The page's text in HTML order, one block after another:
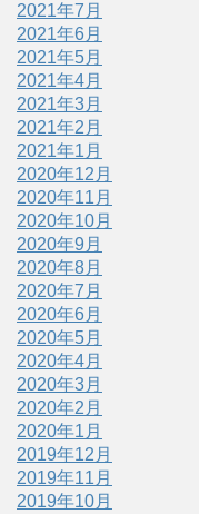
2021年7月
2021年6月
2021年5月
2021年4月
2021年3月
2021年2月
2021年1月
2020年12月
2020年11月
2020年10月
2020年9月
2020年8月
2020年7月
2020年6月
2020年5月
2020年4月
2020年3月
2020年2月
2020年1月
2019年12月
2019年11月
2019年10月